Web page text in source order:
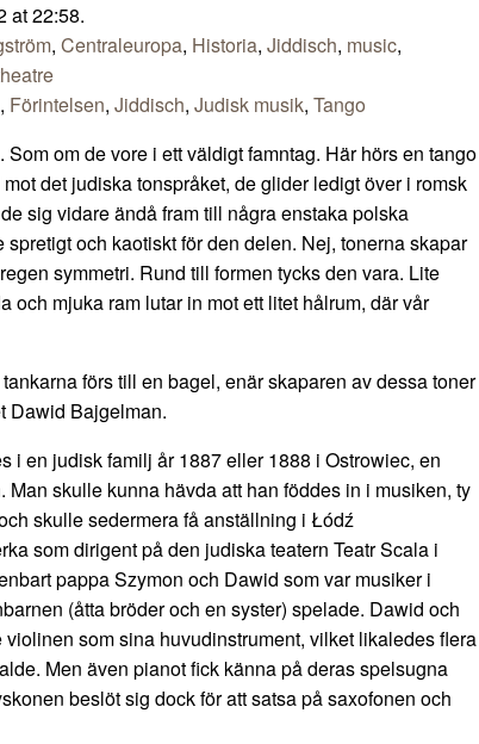
at 22:58.
, Centraleuropa, Historia, Jiddisch, music,
, Förintelsen, Jiddisch, Judisk musik, Tango
om de vore i ett väldigt famntag. Här hörs en tango
det judiska tonspråket, de glider ledigt över i romsk
sig vidare ändå fram till några enstaka polska
spretigt och kaotiskt för den delen. Nej, tonerna skapar
symmetri. Rund till formen tycks den vara. Lite
och mjuka ram lutar in mot ett litet hålrum, där vår
förs till en bagel, enär skaparen av dessa toner
Dawid Bajgelman.
i en judisk familj år 1887 eller 1888 i Ostrowiec, en
Man skulle kunna hävda att han föddes in i musiken, ty
skulle sedermera få anställning i Łódź
som dirigent på den judiska teatern Teatr Scala i
pappa Szymon och Dawid som var musiker i
(åtta bröder och en syster) spelade. Dawid och
som sina huvudinstrument, vilket likaledes flera
Men även pianot fick känna på deras spelsugna
beslöt sig dock för att satsa på saxofonen och